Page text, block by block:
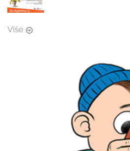
Više